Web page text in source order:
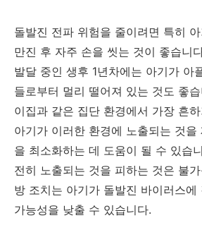
돌발진 전파 위험을 줄이려면 특히
만진 후 자주 손을 씻는 것이 좋습니
발달 중인 생후 1년차에는 아기가 아
들로부터 멀리 떨어져 있는 것도 좋
이집과 같은 집단 환경에서 가장 흔
아기가 이러한 환경에 노출되는 것을
을 최소화하는 데 도움이 될 수 있습
전히 노출되는 것을 피하는 것은 불
방 조치는 아기가 돌발진 바이러스에
가능성을 낮출 수 있습니다.